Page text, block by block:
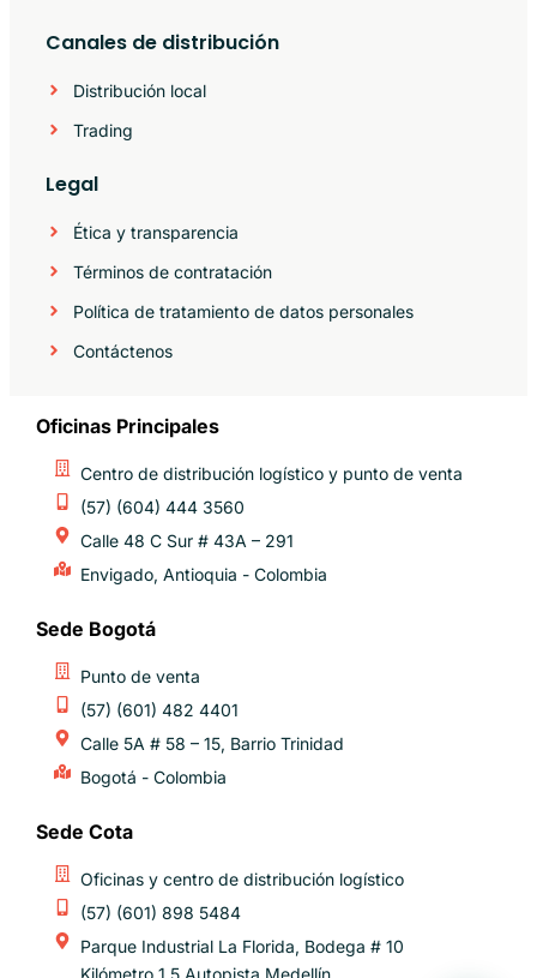
Canales de distribución
Distribución local
Trading
Legal
Ética y transparencia
Términos de contratación
Política de tratamiento de datos personales
Contáctenos
Oficinas Principales
Centro de distribución logístico y punto de venta
(57) (604) 444 3560
Calle 48 C Sur # 43A – 291
Envigado, Antioquia - Colombia
Sede Bogotá
Punto de venta
(57) (601) 482 4401
Calle 5A # 58 – 15, Barrio Trinidad
Bogotá - Colombia
Sede Cota
Oficinas y centro de distribución logístico​
(57) (601) 898 5484
Parque Industrial La Florida, Bodega # 10
Kilómetro 1.5 Autopista Medellín